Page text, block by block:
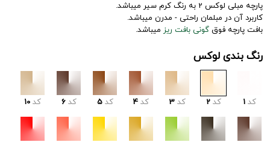
پارچه مبلی لوکس 2 به رنگ کرم سیر میباشد.
کاربرد آن در مبلمان راحتی - مدرن میباشد.
بافت پارچه فوق گونی بافت ریز میباشد.
رنگ بندی لوکس
کد 1 کد 2 کد 3 کد 4 کد 5 کد 6 کد 10